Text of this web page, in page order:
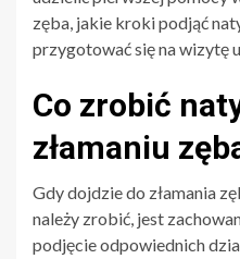
zęba, jakie kroki podjąć
przygotować się na wizytę
Co zrobić
złamaniu
Gdy dojdzie do złamania
należy zrobić, jest
podjęcie odpowiednich